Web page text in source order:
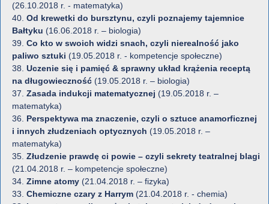
(26.10.2018 r. - matematyka)
40. Od krewetki do bursztynu, czyli poznajemy tajemnice
Bałtyku (16.06.2018 r. – biologia)
39. Co kto w swoich widzi snach, czyli nierealność jako
paliwo sztuki (19.05.2018 r. - kompetencje społeczne)
38. Uczenie się i pamięć & sprawny układ krążenia receptą
na długowieczność (19.05.2018 r. – biologia)
37. Zasada indukcji matematycznej (19.05.2018 r. –
matematyka)
36. Perspektywa ma znaczenie, czyli o sztuce anamorficznej
i innych złudzeniach optycznych (19.05.2018 r. –
matematyka)
35. Złudzenie prawdę ci powie – czyli sekrety teatralnej blagi
(21.04.2018 r. – kompetencje społeczne)
34. Zimne atomy (21.04.2018 r. – fizyka)
33. Chemiczne czary z Harrym (21.04.2018 r. - chemia)